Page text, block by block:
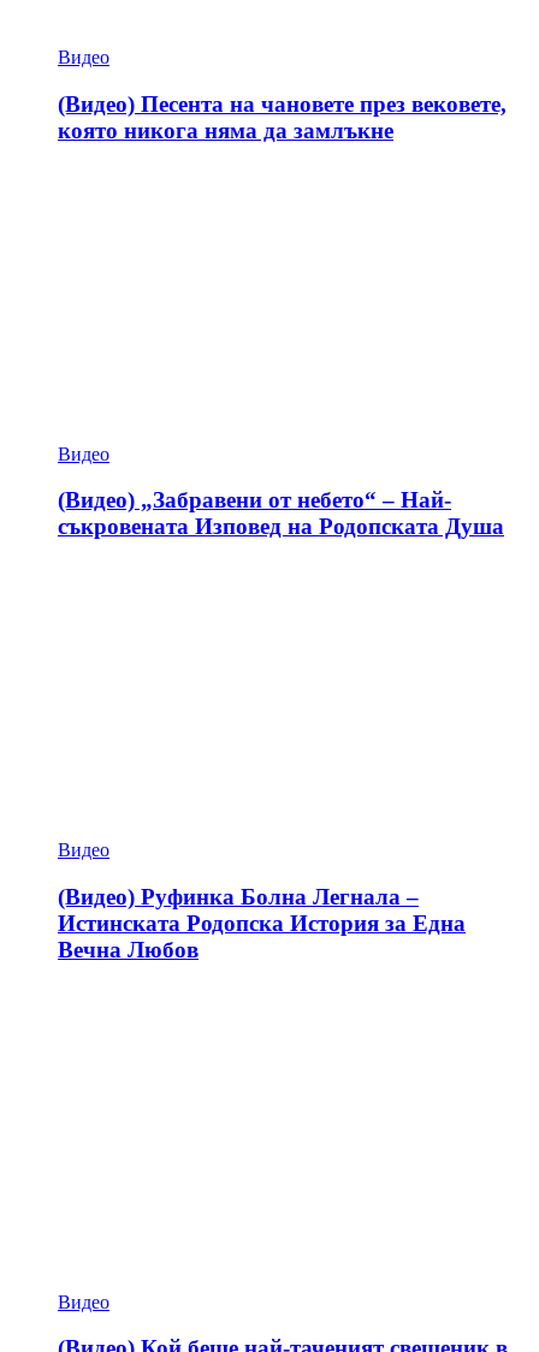
Видео
(Видео) Песента на чановете през вековете,
която никога няма да замлъкне
Видео
(Видео) „Забравени от небето“ – Най-
съкровената Изповед на Родопската Душа
Видео
(Видео) Руфинка Болна Легнала –
Истинската Родопска История за Една
Вечна Любов
Видео